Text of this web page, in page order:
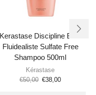
Kerastase Discipline Bain
Fluidealiste Sulfate Free
Shampoo 500ml
Kérastase
€50,00 €38,00